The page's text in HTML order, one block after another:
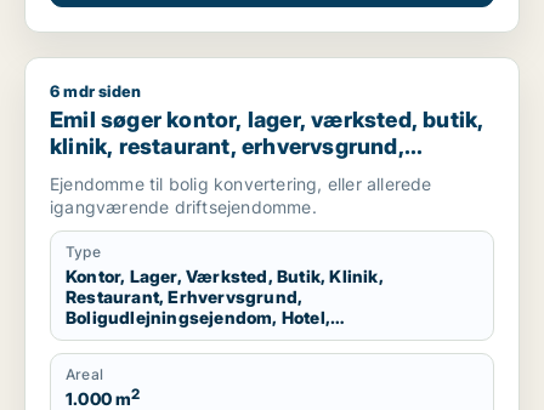
Emil søger kontor, lager, værksted, butik, klinik,
6 mdr siden
Emil søger kontor, lager, værksted, butik,
klinik, restaurant, erhvervsgrund,
boligudlejningsejendom, hotel,
produktionslokaler eller garage til salg i
Nordsjælland
Ejendomme til bolig konvertering, eller allerede
igangværende driftsejendomme.
Type
Kontor, Lager, Værksted, Butik, Klinik,
Restaurant, Erhvervsgrund,
Boligudlejningsejendom, Hotel,
Produktionslokaler, Garage
Areal
1.000 m2